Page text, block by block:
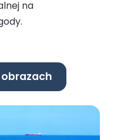
na